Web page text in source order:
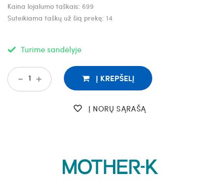
Kaina lojalumo taškais: 699
Suteikiama taškų už šią prekę: 14
Turime sandėlyje
+
- Į KREPŠELĮ
Į NORŲ SĄRAŠĄ